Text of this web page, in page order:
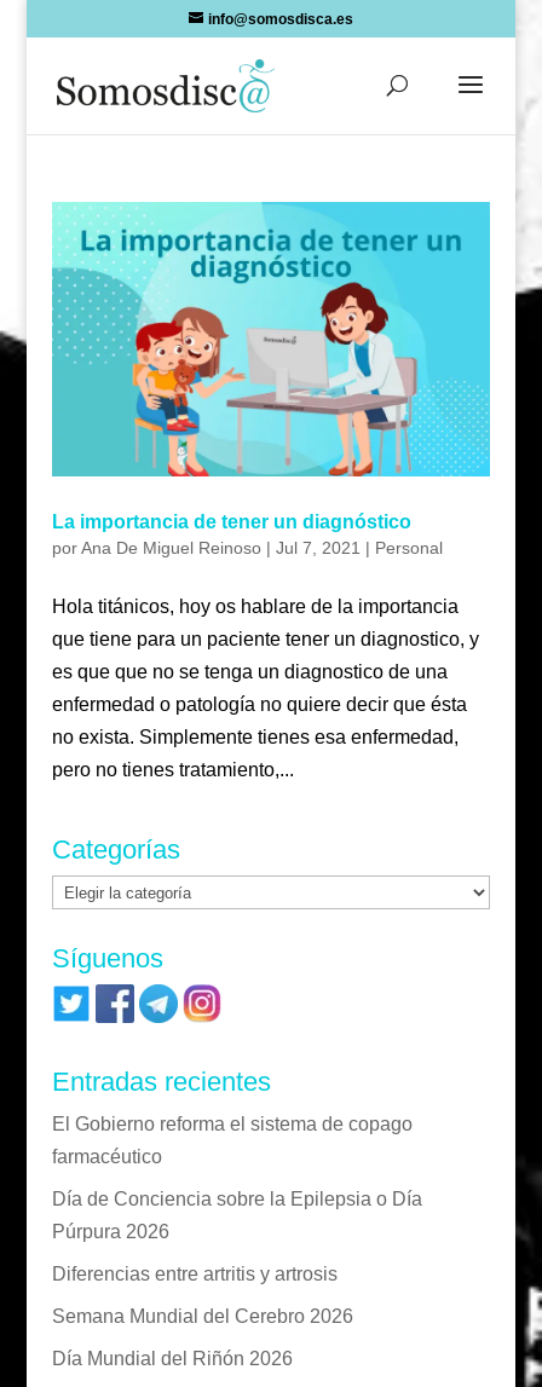
info@somosdisca.es
La importancia de tener un diagnóstico
porAna De Miguel Reinoso| Jul 7, 2021 | Personal
Hola titánicos, hoy os hablare de la importancia
que tiene para un paciente tener un diagnostico, y
es que que no se tenga un diagnostico de una
enfermedad o patología no quiere decir que ésta
no exista. Simplemente tienes esa enfermedad,
pero no tienes tratamiento,...
Categorías
Categorías
Síguenos
Entradas recientes
El Gobierno reforma el sistema de copago
farmacéutico
Día de Conciencia sobre la Epilepsia o Día
Púrpura 2026
Diferencias entre artritis y artrosis
Semana Mundial del Cerebro 2026
Día Mundial del Riñón 2026